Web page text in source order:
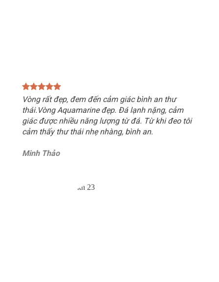
Vòng rất đẹp, đem đến cảm giác bình an thư
thái.Vòng Aquamarine đẹp. Đá lạnh nặng, cảm
giác được nhiều năng lượng từ đá. Từ khi đeo tôi
cảm thấy thư thái nhẹ nhàng, bình an.
Minh Thảo